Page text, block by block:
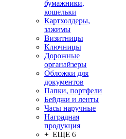
бумажники,
кошельки
Картхолдеры,
зажимы
Визитницы
Ключницы
Дорожные
органайзеры
Обложки для
документов
Папки, портфели
Бейджи и ленты
Часы наручные
Наградная
продукция
+ ЕЩЕ 6